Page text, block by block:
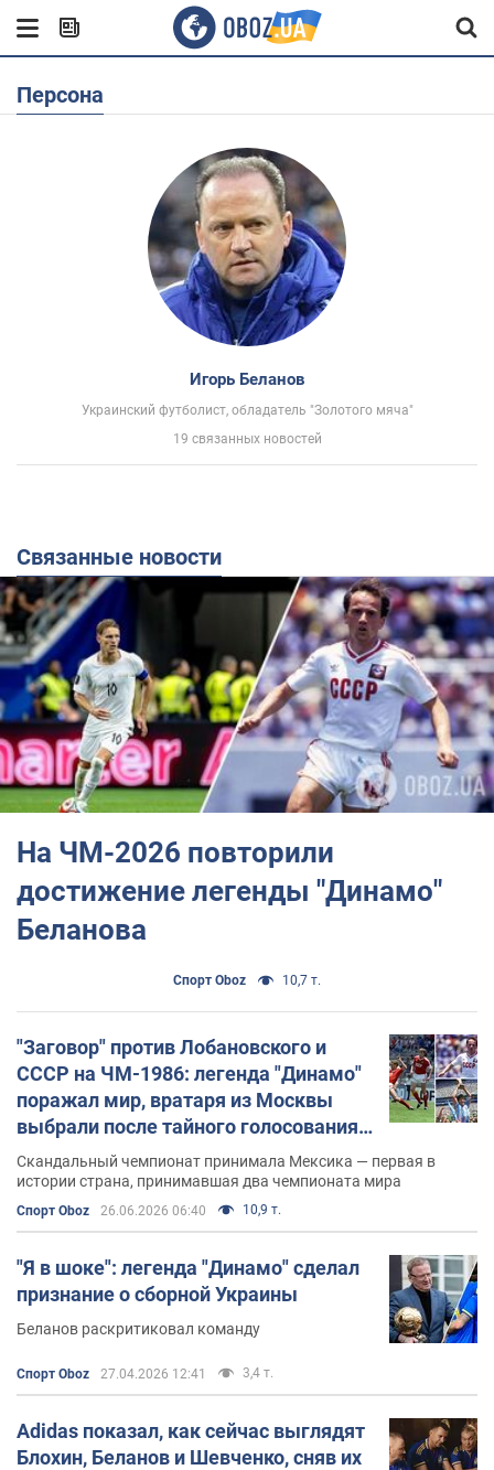
Персона
Игорь Беланов
Украинский футболист, обладатель "Золотого мяча"
19 связанных новостей
Связанные новости
На ЧМ-2026 повторили
достижение легенды "Динамо"
Беланова
Спорт Oboz 10,7 т.
"Заговор" против Лобановского и
СССР на ЧМ-1986: легенда "Динамо"
поражал мир, вратаря из Москвы
выбрали после тайного голосования,
а Марадона забил рукой
Скандальный чемпионат принимала Мексика — первая в
истории страна, принимавшая два чемпионата мира
Спорт Oboz 26.06.2026 06:40 10,9 т.
"Я в шоке": легенда "Динамо" сделал
признание о сборной Украины
Беланов раскритиковал команду
Спорт Oboz 27.04.2026 12:41 3,4 т.
Adidas показал, как сейчас выглядят
Блохин, Беланов и Шевченко, сняв их